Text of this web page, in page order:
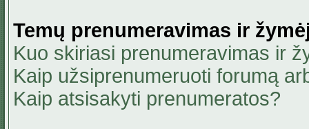
Temų prenumeravimas ir
Kuo skiriasi prenumeravimas ir
Kaip užsiprenumeruoti forumą
Kaip atsisakyti prenumeratos?